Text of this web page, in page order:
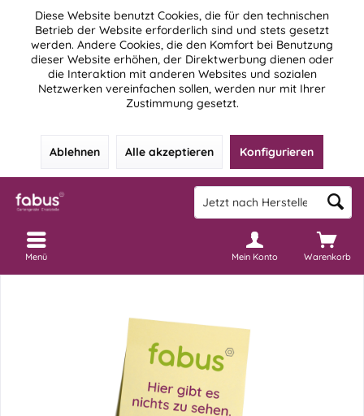
Diese Website benutzt Cookies, die für den technischen
Betrieb der Website erforderlich sind und stets gesetzt
werden. Andere Cookies, die den Komfort bei Benutzung
dieser Website erhöhen, der Direktwerbung dienen oder
die Interaktion mit anderen Websites und sozialen
Netzwerken vereinfachen sollen, werden nur mit Ihrer
Zustimmung gesetzt.
Ablehnen Alle akzeptieren Konfigurieren
Warenkorb
Mein Konto
Menü